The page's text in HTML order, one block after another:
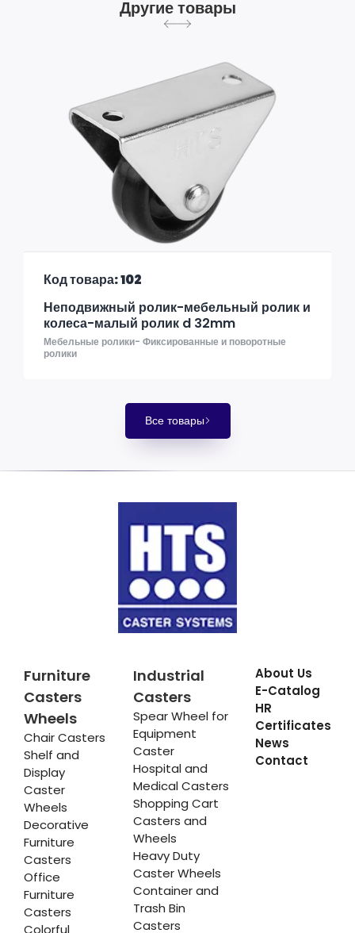
Другие товары
Код товара: 102
Неподвижный ролик-мебельный ролик и
колеса-малый ролик d 32mm
Мебельные ролики- Фиксированные и поворотные
ролики
Все товары
Furniture
Casters
Wheels
Chair Casters
Shelf and
Display
Caster
Wheels
Decorative
Furniture
Casters
Office
Furniture
Casters
Colorful
Industrial
Casters
Spear Wheel for
Equipment
Caster
Hospital and
Medical Casters
Shopping Cart
Casters and
Wheels
Heavy Duty
Caster Wheels
Container and
Trash Bin
Casters
About Us
E-Catalog
HR
Certificates
News
Contact